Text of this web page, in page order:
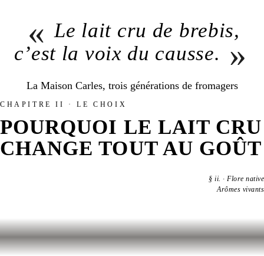
« Le lait cru de brebis,
c’est la voix du causse. »
La Maison Carles, trois générations de fromagers
CHAPITRE II · LE CHOIX
POURQUOI LE LAIT CRU
CHANGE TOUT AU GOÛT
§ ii. · Flore native
Arômes vivants